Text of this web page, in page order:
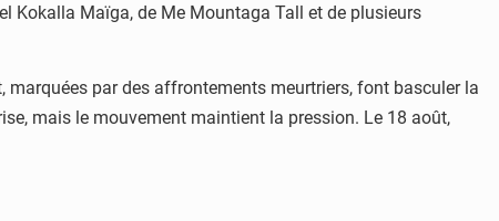
Kokalla Maïga, de Me Mountaga Tall et de plusieurs
par des affrontements meurtriers, font basculer la
mais le mouvement maintient la pression. Le 18 août,